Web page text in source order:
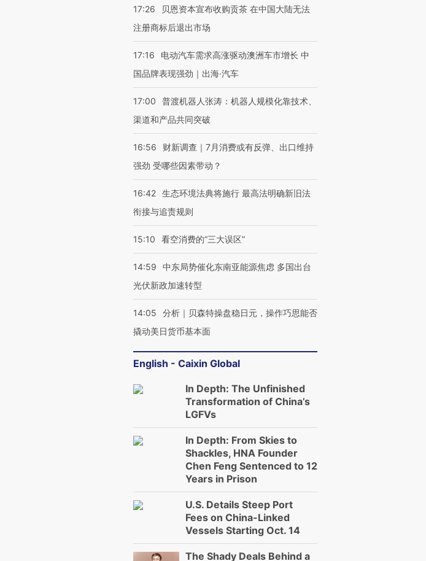
17:26
贝恩资本宣布收购贡茶 在中国大陆无法
注册商标后退出市场
17:16
电动汽车需求高涨驱动澳洲车市增长 中
国品牌表现强劲｜出海·汽车
17:00
普渡机器人张涛：机器人规模化靠技术、
渠道和产品共同突破
16:56
财新调查｜7月消费或有反弹、出口维持
强劲 受哪些因素带动？
16:42 生态环境法典将施行 最高法明确新旧法
衔接与追责规则
15:10 看空消费的“三大误区”
14:59
中东局势催化东南亚能源焦虑 多国出台
光伏新政加速转型
14:05
分析｜贝森特操盘稳日元，操作巧思能否
撬动美日货币基本面
English - Caixin Global
In Depth: The Unfinished
Transformation of China’s
LGFVs
In Depth: From Skies to
Shackles, HNA Founder
Chen Feng Sentenced to 12
Years in Prison
U.S. Details Steep Port
Fees on China-Linked
Vessels Starting Oct. 14
The Shady Deals Behind a